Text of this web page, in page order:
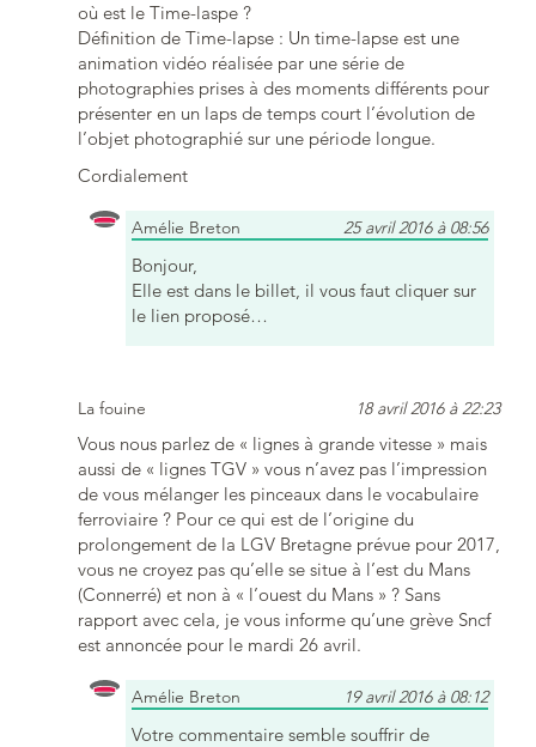
où est le Time-laspe ?
Définition de Time-lapse : Un time-lapse est une
animation vidéo réalisée par une série de
photographies prises à des moments différents pour
présenter en un laps de temps court l’évolution de
l’objet photographié sur une période longue.
Cordialement
Amélie Breton 25 avril 2016 à 08:56
Bonjour,
Elle est dans le billet, il vous faut cliquer sur
le lien proposé…
La fouine 18 avril 2016 à 22:23
Vous nous parlez de « lignes à grande vitesse » mais
aussi de « lignes TGV » vous n’avez pas l’impression
de vous mélanger les pinceaux dans le vocabulaire
ferroviaire ? Pour ce qui est de l’origine du
prolongement de la LGV Bretagne prévue pour 2017,
vous ne croyez pas qu’elle se situe à l’est du Mans
(Connerré) et non à « l’ouest du Mans » ? Sans
rapport avec cela, je vous informe qu’une grève Sncf
est annoncée pour le mardi 26 avril.
Amélie Breton 19 avril 2016 à 08:12
Votre commentaire semble souffrir de